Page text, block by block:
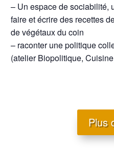
– Un espace de sociabilité,
faire et écrire des recettes
de végétaux du coin
– raconter une politique
(atelier Biopolitique,
Plus